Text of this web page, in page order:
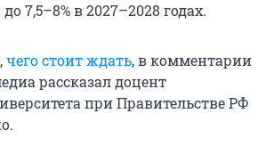
до 7,5–8% в 2027–2028 годах.
чего стоит ждать, в комментарии
рассказал доцент
при Правительстве РФ